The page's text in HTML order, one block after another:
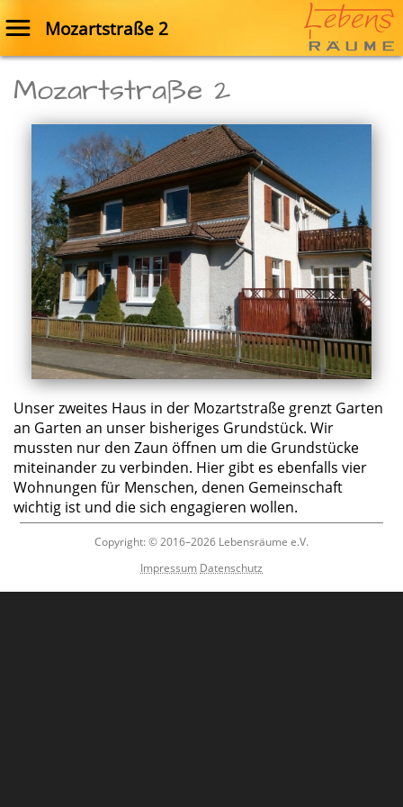
Mozartstraße 2
2026
Mozartstraße 2
Unser zweites Haus in der Mozartstraße grenzt Garten
an Garten an unser bisheriges Grundstück. Wir
mussten nur den Zaun öffnen um die Grundstücke
miteinander zu verbinden. Hier gibt es ebenfalls vier
Wohnungen für Menschen, denen Gemeinschaft
wichtig ist und die sich engagieren wollen.
Copyright: © 2016–2026 Lebensräume e.V.
Impressum Datenschutz